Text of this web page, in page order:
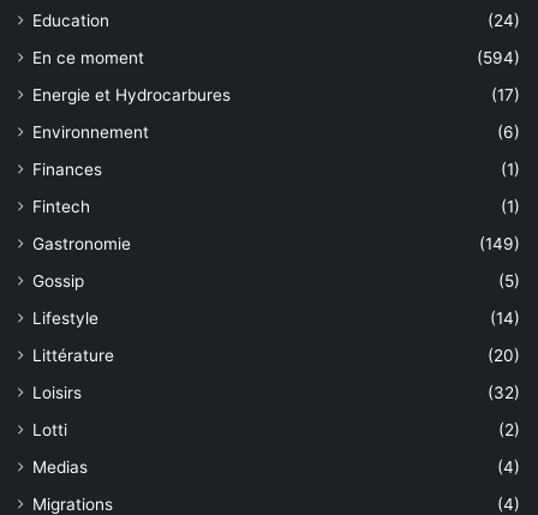
Education
(24)
En ce moment
(594)
Energie et Hydrocarbures
(17)
Environnement
(6)
Finances
(1)
Fintech
(1)
Gastronomie
(149)
Gossip
(5)
Lifestyle
(14)
Littérature
(20)
Loisirs
(32)
Lotti
(2)
Medias
(4)
Migrations
(4)